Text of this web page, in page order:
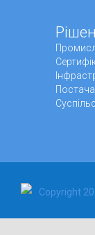
Copyright